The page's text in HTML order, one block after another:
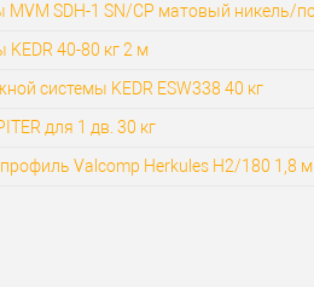
MVM SDH-1 SN/CP матовый никель/
40-80 кг 2 м
системы KEDR ESW338 40 кг
для 1 дв. 30 кг
Valcomp Herkules H2/180 1,8 м